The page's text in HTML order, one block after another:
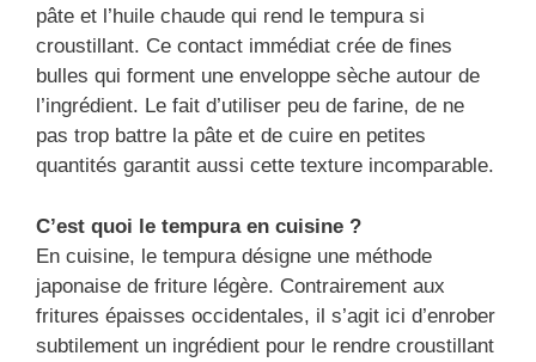
pâte et l’huile chaude qui rend le tempura si
croustillant. Ce contact immédiat crée de fines
bulles qui forment une enveloppe sèche autour de
l’ingrédient. Le fait d’utiliser peu de farine, de ne
pas trop battre la pâte et de cuire en petites
quantités garantit aussi cette texture incomparable.
C’est quoi le tempura en cuisine ?
En cuisine, le tempura désigne une méthode
japonaise de friture légère. Contrairement aux
fritures épaisses occidentales, il s’agit ici d’enrober
subtilement un ingrédient pour le rendre croustillant